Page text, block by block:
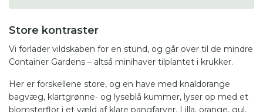
almindelig parcelhusgrund, så kan man overveje bare
at bruge elementer herfra. Man må ikke tro, at det er
nemt, og bare handler om at lade stå til.
Chelseavinder, Sarah Eberle, anbefaler blandt
Store kontraster
Vi forlader vildskaben for en stund, og går over til de mindre
Container Gardens – altså minihaver tilplantet i krukker.
Her er forskellene store, og en have med knaldorange
bagvæg, klartgrønne- og lyseblå kummer, lyser op med et
blomsterflor i et væld af klare pangfarver. Lilla, orange, gul,